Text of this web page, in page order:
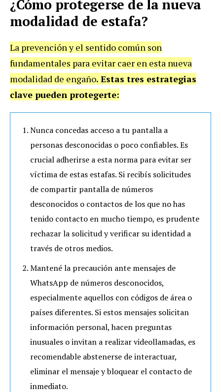
¿Cómo protegerse de la nueva
modalidad de estafa?
La prevención y el sentido común son
fundamentales para evitar caer en esta nueva
modalidad de engaño. Estas tres estrategias
clave pueden protegerte:
Nunca concedas acceso a tu pantalla a
personas desconocidas o poco confiables. Es
crucial adherirse a esta norma para evitar ser
víctima de estas estafas. Si recibís solicitudes
de compartir pantalla de números
desconocidos o contactos de los que no has
tenido contacto en mucho tiempo, es prudente
rechazar la solicitud y verificar su identidad a
través de otros medios.
Mantené la precaución ante mensajes de
WhatsApp de números desconocidos,
especialmente aquellos con códigos de área o
países diferentes. Si estos mensajes solicitan
información personal, hacen preguntas
inusuales o invitan a realizar videollamadas, es
recomendable abstenerse de interactuar,
eliminar el mensaje y bloquear el contacto de
inmediato.